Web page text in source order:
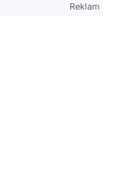
Reklam